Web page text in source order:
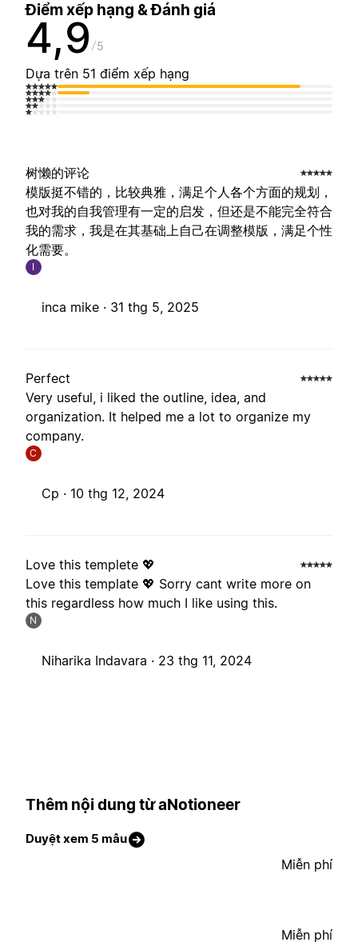
Điểm xếp hạng & Đánh giá
4,9 5
Dựa trên 51 điểm xếp hạng
树懒的评论
模版挺不错的，比较典雅，满足个人各个方面的规划，
也对我的自我管理有一定的启发，但还是不能完全符合
我的需求，我是在其基础上自己在调整模版，满足个性
化需要。
I
inca mike · 31 thg 5, 2025
Perfect
Very useful, i liked the outline, idea, and
organization. It helped me a lot to organize my
company.
C
Cp · 10 thg 12, 2024
Love this templete 💖
Love this template 💖 Sorry cant write more on
this regardless how much I like using this.
N
Niharika Indavara · 23 thg 11, 2024
Thêm nội dung từ aNotioneer
Duyệt xem 5 mẫu
Miễn phí
Miễn phí